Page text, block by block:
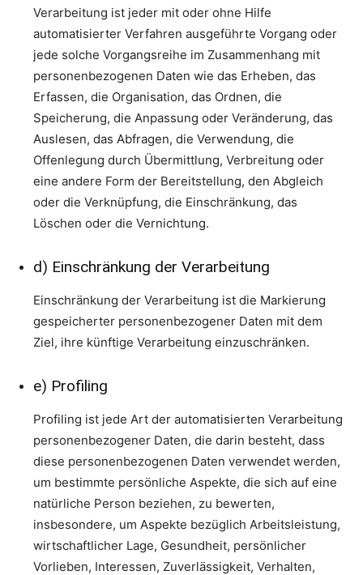
Verarbeitung ist jeder mit oder ohne Hilfe
automatisierter Verfahren ausgeführte Vorgang oder
jede solche Vorgangsreihe im Zusammenhang mit
personenbezogenen Daten wie das Erheben, das
Erfassen, die Organisation, das Ordnen, die
Speicherung, die Anpassung oder Veränderung, das
Auslesen, das Abfragen, die Verwendung, die
Offenlegung durch Übermittlung, Verbreitung oder
eine andere Form der Bereitstellung, den Abgleich
oder die Verknüpfung, die Einschränkung, das
Löschen oder die Vernichtung.
d) Einschränkung der Verarbeitung
Einschränkung der Verarbeitung ist die Markierung
gespeicherter personenbezogener Daten mit dem
Ziel, ihre künftige Verarbeitung einzuschränken.
e) Profiling
Profiling ist jede Art der automatisierten Verarbeitung
personenbezogener Daten, die darin besteht, dass
diese personenbezogenen Daten verwendet werden,
um bestimmte persönliche Aspekte, die sich auf eine
natürliche Person beziehen, zu bewerten,
insbesondere, um Aspekte bezüglich Arbeitsleistung,
wirtschaftlicher Lage, Gesundheit, persönlicher
Vorlieben, Interessen, Zuverlässigkeit, Verhalten,